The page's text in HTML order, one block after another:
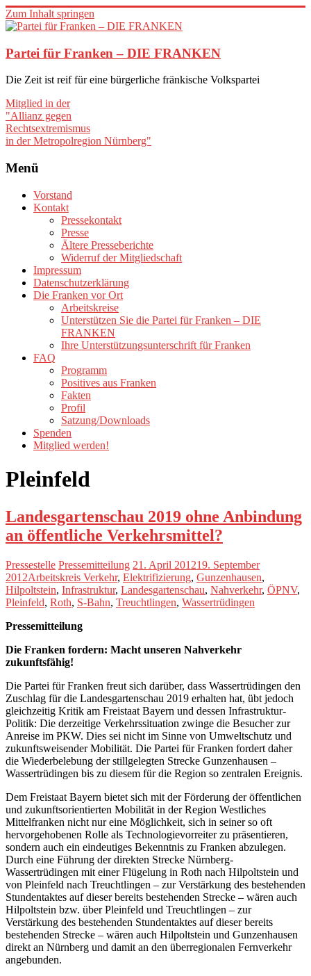
Zum Inhalt springen
Partei für Franken – DIE FRANKEN
Die Zeit ist reif für eine bürgerliche fränkische Volkspartei
Mitglied in der
"Allianz gegen
Rechtsextremismus
in der Metropolregion Nürnberg"
Menü
Vorstand
Kontakt
Pressekontakt
Presse
Ältere Presseberichte
Widerruf der Mitgliedschaft
Impressum
Datenschutzerklärung
Die Franken vor Ort
Arbeitskreise
Unterstützen Sie die Partei für Franken – DIE
FRANKEN
Ihre Unterstützungsunterschrift für Franken
FAQ
Programm
Positives aus Franken
Fakten
Profil
Satzung/Downloads
Spenden
Mitglied werden!
Pleinfeld
Landesgartenschau 2019 ohne Anbindung
an öffentliche Verkehrsmittel?
Pressestelle Pressemitteilung 21. April 201219. September
2012Arbeitskreis Verkehr, Elektrifizierung, Gunzenhausen,
Hilpoltstein, Infrastruktur, Landesgartenschau, Nahverkehr, ÖPNV,
Pleinfeld, Roth, S-Bahn, Treuchtlingen, Wassertrüdingen
Pressemitteilung
Die Franken fordern: Macht unseren Nahverkehr
zukunftsfähig!
Die Partei für Franken freut sich darüber, dass Wassertrüdingen den
Zuschlag für die Landesgartenschau 2019 erhalten hat, übt jedoch
gleichzeitig Kritik am Freistaat Bayern und dessen Infrastruktur-
Politik: Die derzeitige Verkehrssituation zwinge die Besucher zur
Anreise im PKW. Dies sei nicht im Sinne von Umweltschutz und
zukunftsweisender Mobilität. Die Partei für Franken fordert daher
die Wiederbelebung der stillgelegten Strecke Gunzenhausen –
Wassertrüdingen bis zu diesem für die Region so zentralen Ereignis.
Dem Freistaat Bayern bietet sich mit der Förderung der öffentlichen
und zukunftsorientierten Mobilität in der Region Westliches
Mittelfranken nicht nur eine Möglichkeit, sich in seiner so oft
hervorgehobenen Rolle als Technologievorreiter zu präsentieren,
sondern auch ein eindeutiges Bekenntnis zu Franken abzulegen.
Durch eine Führung der direkten Strecke Nürnberg-
Wassertrüdingen mit einer Flügelung in Roth nach Hilpoltstein und
von Pleinfeld nach Treuchtlingen – zur Verstärkung des bestehenden
Stundentaktes auf dieser bereits bestehenden Strecke – wären auch
Hilpoltstein bzw. über Pleinfeld und Treuchtlingen – zur
Verstärkung des bestehenden Stundentaktes auf dieser bereits
bestehenden Strecke – wären auch Hilpoltstein und Gunzenhausen
direkt an Nürnberg und damit an den überregionalen Fernverkehr
angebunden.